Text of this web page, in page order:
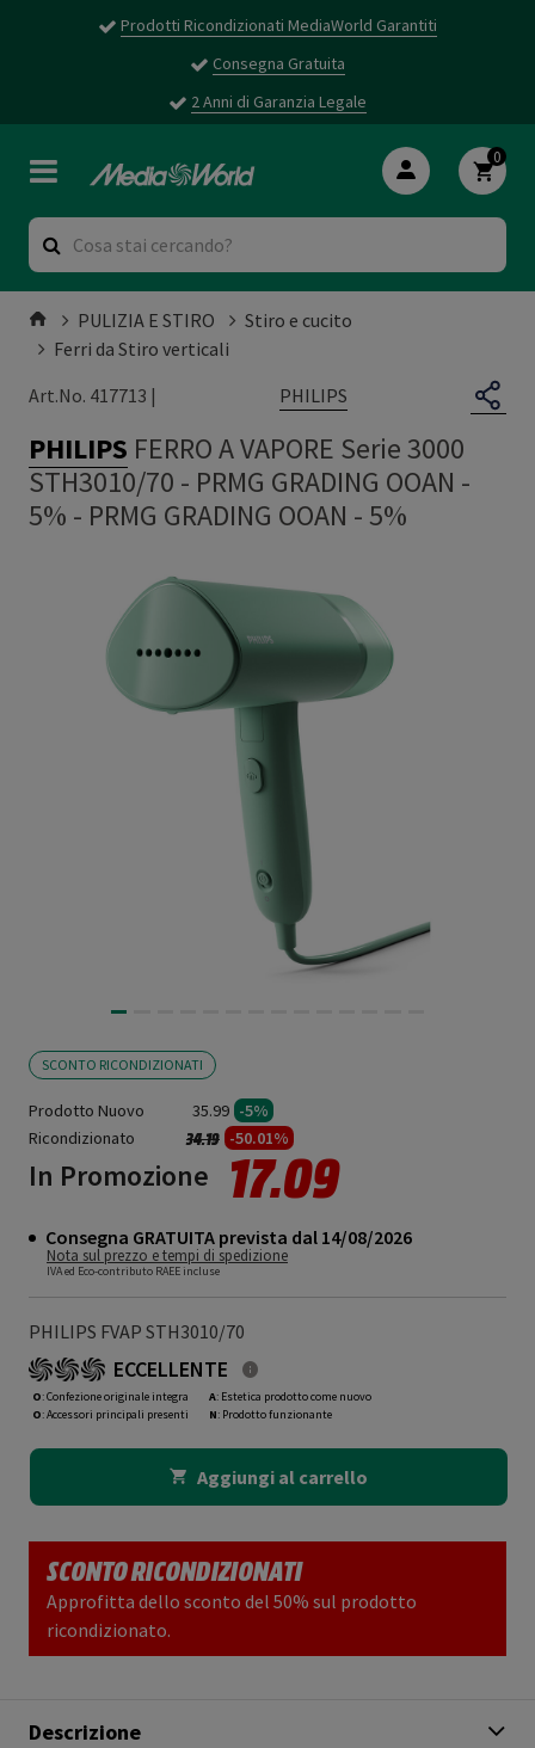
Prodotti Ricondizionati MediaWorld Garantiti
Consegna Gratuita
2 Anni di Garanzia Legale
0
PULIZIA E STIRO
Stiro e cucito
Ferri da Stiro verticali
Art.No. 417713 |
PHILIPS
PHILIPS FERRO A VAPORE Serie 3000
STH3010/70 - PRMG GRADING OOAN -
5% - PRMG GRADING OOAN - 5%
SCONTO RICONDIZIONATI
Prodotto Nuovo 35.99 -5%
Ricondizionato
Prezzo ridotto da
34.19a -50.01%
In Promozione 17.09
Consegna GRATUITA prevista dal 14/08/2026
Nota sul prezzo e tempi di spedizione
IVA ed Eco-contributo RAEE incluse
PHILIPS FVAP STH3010/70
ECCELLENTE
O: Confezione originale integra
O: Accessori principali presenti
A: Estetica prodotto come nuovo
N: Prodotto funzionante
Aggiungi al carrello
SCONTO RICONDIZIONATI
Approfitta dello sconto del 50% sul prodotto
ricondizionato.
Descrizione